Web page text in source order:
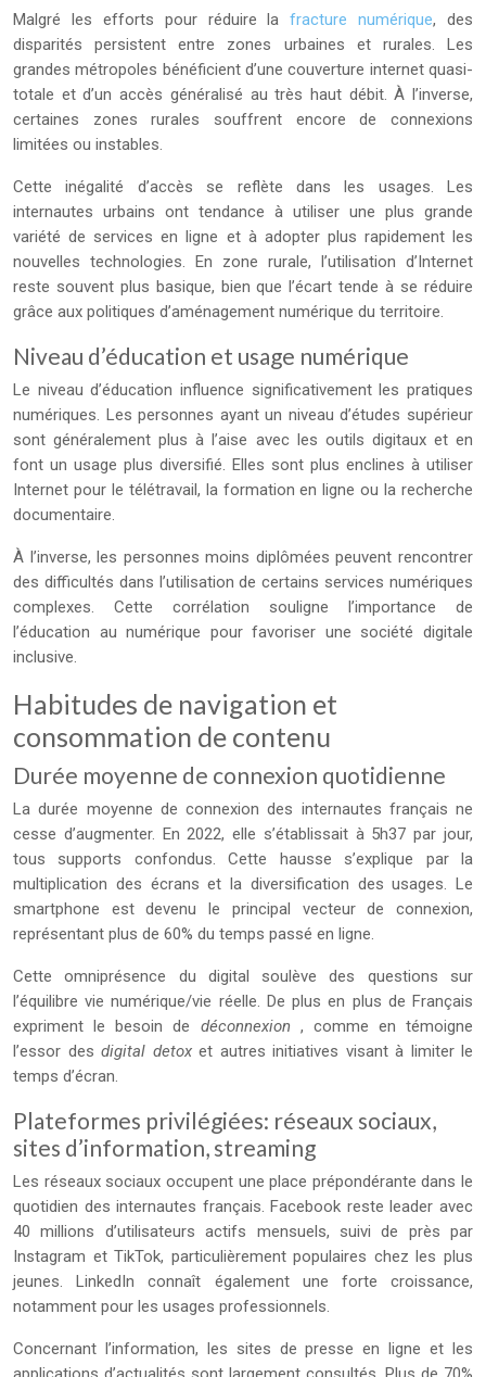
Malgré les efforts pour réduire lafracture numérique, des
disparités persistent entre zones urbaines et rurales. Les
grandes métropoles bénéficient d’une couverture internet quasi-
totale et d’un accès généralisé au très haut débit. À l’inverse,
certaines zones rurales souffrent encore de connexions
limitées ou instables.
Cette inégalité d’accès se reflète dans les usages. Les
internautes urbains ont tendance à utiliser une plus grande
variété de services en ligne et à adopter plus rapidement les
nouvelles technologies. En zone rurale, l’utilisation d’Internet
reste souvent plus basique, bien que l’écart tende à se réduire
grâce aux politiques d’aménagement numérique du territoire.
Niveau d’éducation et usage numérique
Le niveau d’éducation influence significativement les pratiques
numériques. Les personnes ayant un niveau d’études supérieur
sont généralement plus à l’aise avec les outils digitaux et en
font un usage plus diversifié. Elles sont plus enclines à utiliser
Internet pour le télétravail, la formation en ligne ou la recherche
documentaire.
À l’inverse, les personnes moins diplômées peuvent rencontrer
des difficultés dans l’utilisation de certains services numériques
complexes. Cette corrélation souligne l’importance de
l’éducation au numérique pour favoriser une société digitale
inclusive.
Habitudes de navigation et
consommation de contenu
Durée moyenne de connexion quotidienne
La durée moyenne de connexion des internautes français ne
cesse d’augmenter. En 2022, elle s’établissait à 5h37 par jour,
tous supports confondus. Cette hausse s’explique par la
multiplication des écrans et la diversification des usages. Le
smartphone est devenu le principal vecteur de connexion,
représentant plus de 60% du temps passé en ligne.
Cette omniprésence du digital soulève des questions sur
l’équilibre vie numérique/vie réelle. De plus en plus de Français
expriment le besoin de déconnexion , comme en témoigne
l’essor des digital detox et autres initiatives visant à limiter le
temps d’écran.
Plateformes privilégiées: réseaux sociaux,
sites d’information, streaming
Les réseaux sociaux occupent une place prépondérante dans le
quotidien des internautes français. Facebook reste leader avec
40 millions d’utilisateurs actifs mensuels, suivi de près par
Instagram et TikTok, particulièrement populaires chez les plus
jeunes. LinkedIn connaît également une forte croissance,
notamment pour les usages professionnels.
Concernant l’information, les sites de presse en ligne et les